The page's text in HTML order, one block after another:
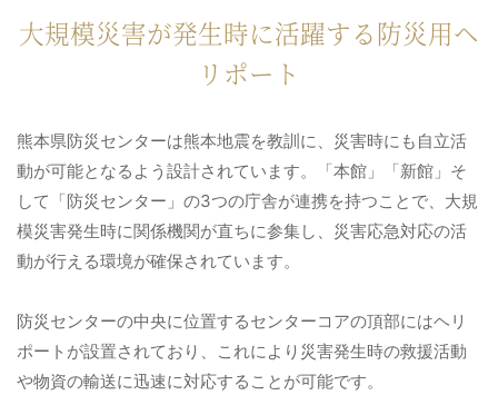
大規模災害が発生時に活躍する防災用ヘ
リポート
熊本県防災センターは熊本地震を教訓に、災害時にも自立活
動が可能となるよう設計されています。「本館」「新館」そ
して「防災センター」の3つの庁舎が連携を持つことで、大規
模災害発生時に関係機関が直ちに参集し、災害応急対応の活
動が行える環境が確保されています。
防災センターの中央に位置するセンターコアの頂部にはヘリ
ポートが設置されており、これにより災害発生時の救援活動
や物資の輸送に迅速に対応することが可能です。